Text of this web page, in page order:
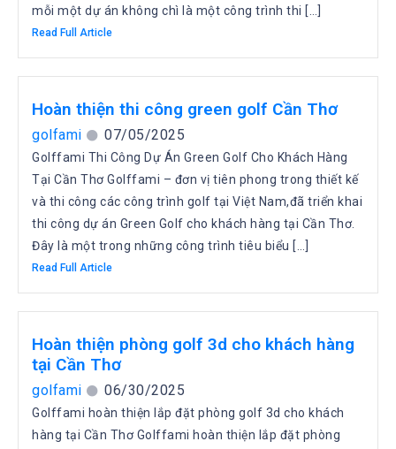
mỗi một dự án không chì là một công trình thi […]
Read Full Article
Hoàn thiện thi công green golf Cần Thơ
golfami 07/05/2025
Golffami Thi Công Dự Án Green Golf Cho Khách Hàng
Tại Cần Thơ Golffami – đơn vị tiên phong trong thiết kế
và thi công các công trình golf tại Việt Nam,đã triển khai
thi công dự án Green Golf cho khách hàng tại Cần Thơ.
Đây là một trong những công trình tiêu biểu […]
Read Full Article
Hoàn thiện phòng golf 3d cho khách hàng
tại Cần Thơ
golfami 06/30/2025
Golffami hoàn thiện lắp đặt phòng golf 3d cho khách
hàng tại Cần Thơ Golffami hoàn thiện lắp đặt phòng